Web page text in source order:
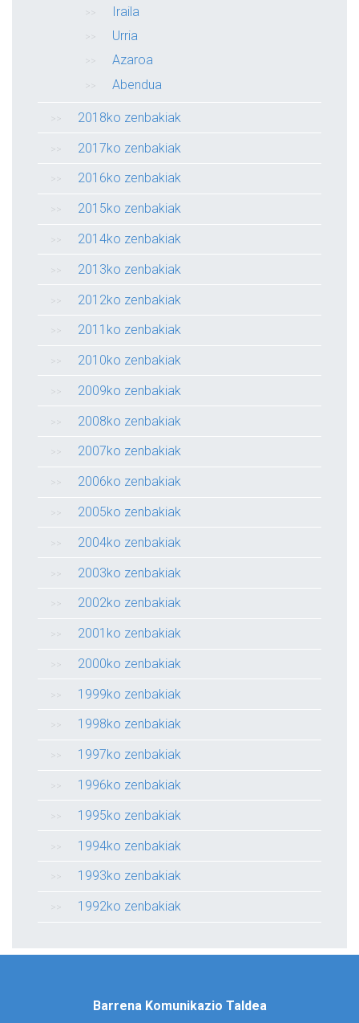
Iraila
Urria
Azaroa
Abendua
2018ko zenbakiak
2017ko zenbakiak
2016ko zenbakiak
2015ko zenbakiak
2014ko zenbakiak
2013ko zenbakiak
2012ko zenbakiak
2011ko zenbakiak
2010ko zenbakiak
2009ko zenbakiak
2008ko zenbakiak
2007ko zenbakiak
2006ko zenbakiak
2005ko zenbakiak
2004ko zenbakiak
2003ko zenbakiak
2002ko zenbakiak
2001ko zenbakiak
2000ko zenbakiak
1999ko zenbakiak
1998ko zenbakiak
1997ko zenbakiak
1996ko zenbakiak
1995ko zenbakiak
1994ko zenbakiak
1993ko zenbakiak
1992ko zenbakiak
Barrena Komunikazio Taldea